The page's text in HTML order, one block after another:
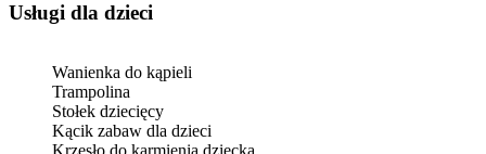
usługi dla dzieci
Wanienka do kąpieli
Trampolina
Stołek dziecięcy
Kącik zabaw dla dzieci
Krzesło do karmienia dziecka